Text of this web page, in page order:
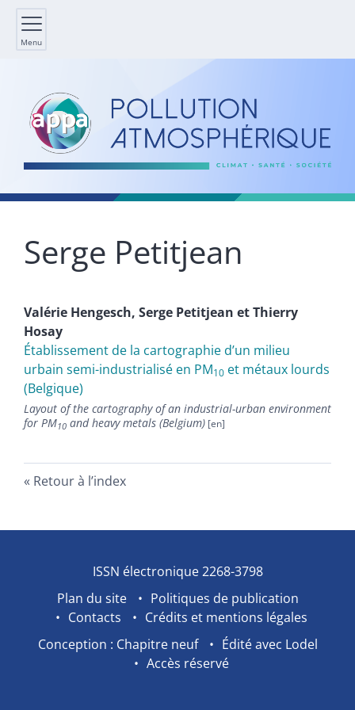
Menu
Serge Petitjean
Valérie Hengesch, Serge Petitjean etThierry
Hosay
Établissement de la cartographie d’un milieu
urbain semi-industrialisé en PM10 et métaux lourds
(Belgique)
Layout of the cartography of an industrial-urban environment
for PM10 and heavy metals (Belgium)
Retour à l’index
ISSN électronique 2268-3798
Plan du site
Politiques de publication
Contacts
Crédits et mentions légales
Conception : Chapitre neuf
Édité avec Lodel
Accès réservé